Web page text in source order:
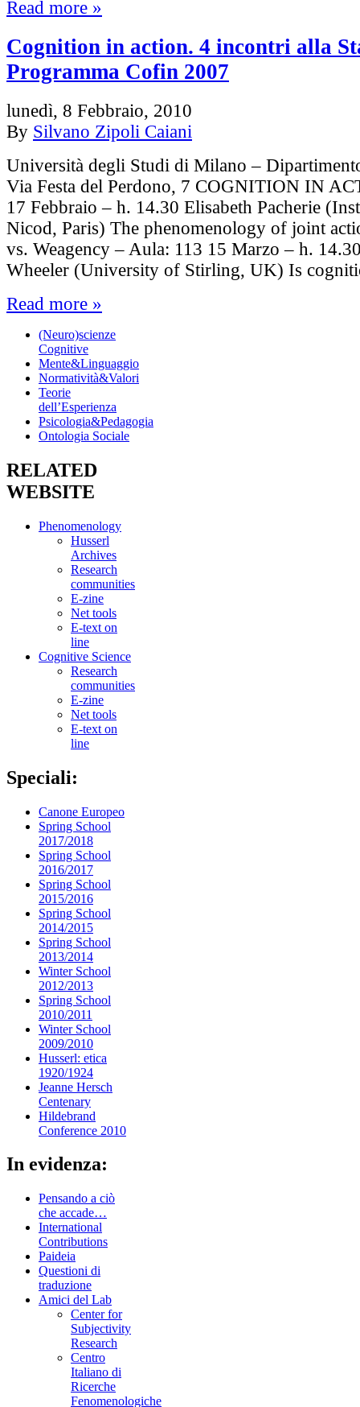
Read more »
Cognition in action. 4 incontri alla
Programma Cofin 2007
lunedì, 8 Febbraio, 2010
By Silvano Zipoli Caiani
Università degli Studi di Milano –
Via Festa del Perdono, 7 COGNITION IN
17 Febbraio – h. 14.30 Elisabeth Pacherie
Nicod, Paris) The phenomenology of joint
vs. Weagency – Aula: 113 15 Marzo – h.
Wheeler (University of Stirling, UK) Is
Read more »
(Neuro)scienze
Cognitive
Mente&Linguaggio
Normatività&Valori
Teorie
dell’Esperienza
Psicologia&Pedagogia
Ontologia Sociale
RELATED
WEBSITE
Phenomenology
Husserl
Archives
Research
communities
E-zine
Net tools
E-text on
line
Cognitive Science
Research
communities
E-zine
Net tools
E-text on
line
Speciali:
Canone Europeo
Spring School
2017/2018
Spring School
2016/2017
Spring School
2015/2016
Spring School
2014/2015
Spring School
2013/2014
Winter School
2012/2013
Spring School
2010/2011
Winter School
2009/2010
Husserl: etica
1920/1924
Jeanne Hersch
Centenary
Hildebrand
Conference 2010
In evidenza:
Pensando a ciò
che accade…
International
Contributions
Paideia
Questioni di
traduzione
Amici del Lab
Center for
Subjectivity
Research
Centro
Italiano di
Ricerche
Fenomenologiche